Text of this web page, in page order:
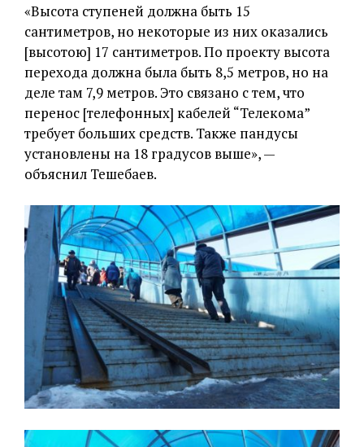
«Высота ступеней должна быть 15
сантиметров, но некоторые из них оказались
[высотою] 17 сантиметров. По проекту высота
перехода должна была быть 8,5 метров, но на
деле там 7,9 метров. Это связано с тем, что
перенос [телефонных] кабелей “Телекома”
требует больших средств. Также пандусы
установлены на 18 градусов выше», —
объяснил Тешебаев.